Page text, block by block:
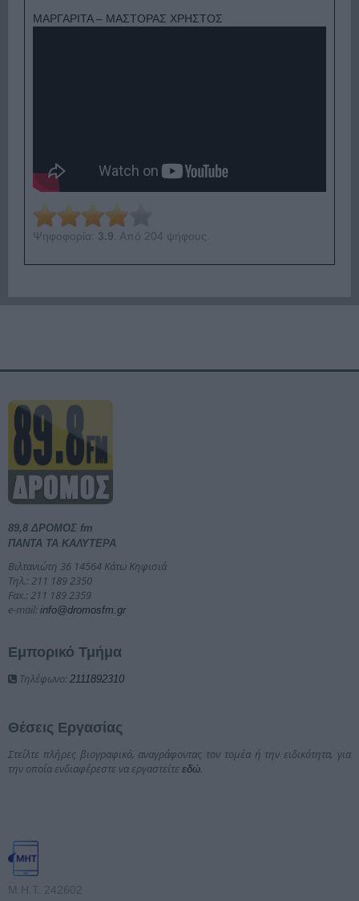
ΜΑΡΓΑΡΙΤΑ – ΜΑΣΤΟΡΑΣ ΧΡΗΣΤΟΣ
Ψηφοφορία: 3.9 . Από 204 ψήφους.
89,8 ΔΡΟΜΟΣ fm
ΠΑΝΤΑ ΤΑ ΚΑΛΥΤΕΡΑ
Βιλτανιώτη 36 14564 Κάτω Κηφισιά
Τηλ.: 211 189 2350
Fax.: 211 189 2359
e-mail: info@dromosfm.gr
Εμπορικό Τμήμα
Τηλέφωνο: 2111892310
Θέσεις Εργασίας
Στείλτε πλήρες βιογραφικό, αναγράφοντας τον τομέα ή την ειδικότητα, για
την οποία ενδιαφέρεστε να εργαστείτε εδώ.
Μ.Η.Τ. 242602